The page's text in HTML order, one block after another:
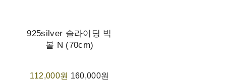
925silver 슬라이딩 빅
볼 N (70cm)
112,000원 160,000원